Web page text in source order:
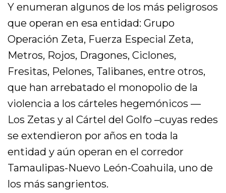
Y enumeran algunos de los más peligrosos
que operan en esa entidad: Grupo
Operación Zeta, Fuerza Especial Zeta,
Metros, Rojos, Dragones, Ciclones,
Fresitas, Pelones, Talibanes, entre otros,
que han arrebatado el monopolio de la
violencia a los cárteles hegemónicos —
Los Zetas y al Cártel del Golfo –cuyas redes
se extendieron por años en toda la
entidad y aún operan en el corredor
Tamaulipas-Nuevo León-Coahuila, uno de
los más sangrientos.